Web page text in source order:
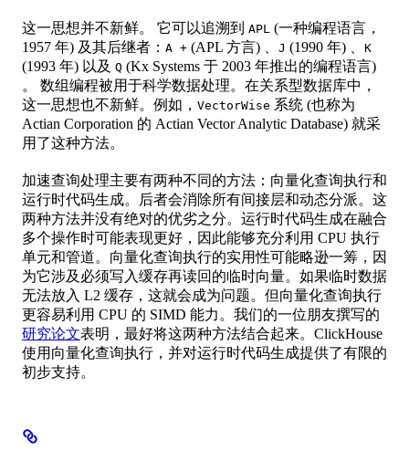
这一思想并不新鲜。 它可以追溯到 APL (一种编程语言，
1957 年) 及其后继者： A + (APL 方言) 、 J (1990 年) 、 K
(1993 年) 以及 Q (Kx Systems 于 2003 年推出的编程语言)
。 数组编程被用于科学数据处理。在关系型数据库中，
这一思想也不新鲜。例如， VectorWise 系统 (也称为
Actian Corporation 的 Actian Vector Analytic Database) 就采
用了这种方法。
加速查询处理主要有两种不同的方法：向量化查询执行和
运行时代码生成。后者会消除所有间接层和动态分派。这
两种方法并没有绝对的优劣之分。运行时代码生成在融合
多个操作时可能表现更好，因此能够充分利用 CPU 执行
单元和管道。向量化查询执行的实用性可能略逊一筹，因
为它涉及必须写入缓存再读回的临时向量。如果临时数据
无法放入 L2 缓存，这就会成为问题。但向量化查询执行
更容易利用 CPU 的 SIMD 能力。我们的一位朋友撰写的
研究论文表明，最好将这两种方法结合起来。ClickHouse
使用向量化查询执行，并对运行时代码生成提供了有限的
初步支持。